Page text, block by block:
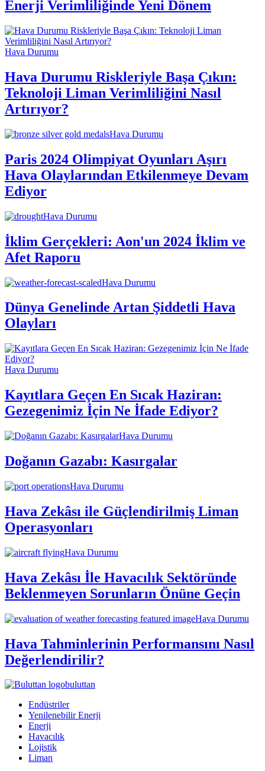
Enerji Verimliliğinde Yeni Dönem
Hava Durumu
Hava Durumu Riskleriyle Başa Çıkın:
Teknoloji Liman Verimliliğini Nasıl
Artırıyor?
Hava Durumu
Paris 2024 Olimpiyat Oyunları Aşırı
Hava Olaylarından Etkilenmeye Devam
Ediyor
Hava Durumu
İklim Gerçekleri: Aon'un 2024 İklim ve
Afet Raporu
Hava Durumu
Dünya Genelinde Artan Şiddetli Hava
Olayları
Hava Durumu
Kayıtlara Geçen En Sıcak Haziran:
Gezegenimiz İçin Ne İfade Ediyor?
Hava Durumu
Doğanın Gazabı: Kasırgalar
Hava Durumu
Hava Zekâsı ile Güçlendirilmiş Liman
Operasyonları
Hava Durumu
Hava Zekâsı İle Havacılık Sektöründe
Beklenmeyen Sorunların Önüne Geçin
Hava Durumu
Hava Tahminlerinin Performansını Nasıl
Değerlendirilir?
buluttan
Endüstriler
Yenilenebilir Enerji
Enerji
Havacılık
Lojistik
Liman